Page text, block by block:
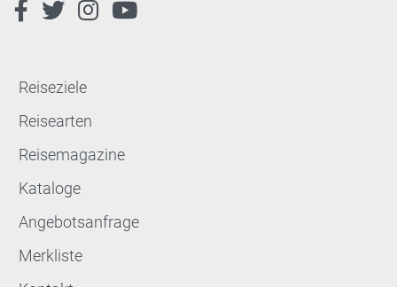
Reiseziele
Reisearten
Reisemagazine
Kataloge
Angebotsanfrage
Merkliste